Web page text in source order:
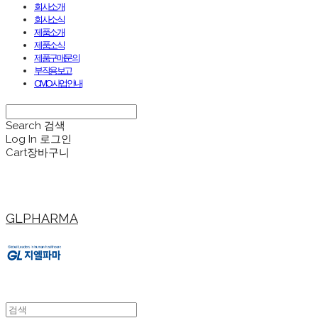
회사소개
회사소식
제품소개
제품소식
제품구매문의
부작용보고
CMO사업안내
Search 검색
Log In 로그인
Cart장바구니
GLPHARMA